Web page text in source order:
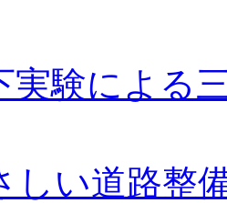
実験による
しい道路整